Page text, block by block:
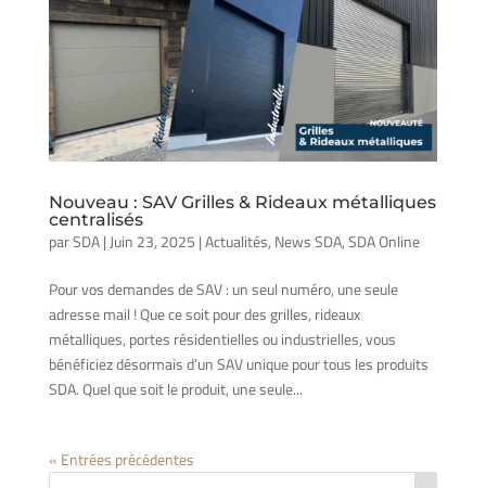
Nouveau : SAV Grilles & Rideaux métalliques
centralisés
parSDA| Juin 23, 2025 |Actualités, News SDA,SDA Online
Pour vos demandes de SAV : un seul numéro, une seule
adresse mail ! Que ce soit pour des grilles, rideaux
métalliques, portes résidentielles ou industrielles, vous
bénéficiez désormais d’un SAV unique pour tous les produits
SDA. Quel que soit le produit, une seule...
« Entrées précédentes